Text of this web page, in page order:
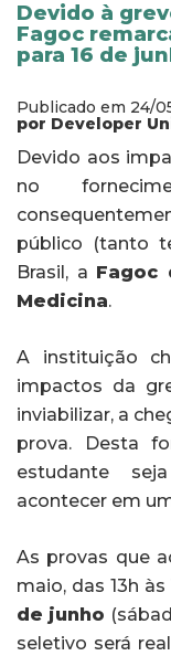
Devido à
Fagoc
para 16 de
Publicado em 24/
por Developer
Devido aos
no
público (tanto
Brasil, a Fagoc
Medicina.
A instituição
impactos da
inviabilizar, a
prova. Desta
estudante
acontecer em
As provas que
maio, das 13h às
de junho
seletivo será